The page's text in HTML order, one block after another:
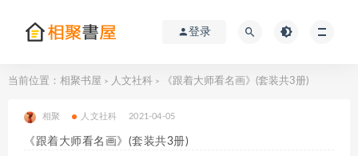
登录
当前位置： 相聚书屋 > 人文社科 > 《跟着大师看名画》(套装共3册)
相聚 人文社科 2021-04-05
《跟着大师看名画》(套装共3册)